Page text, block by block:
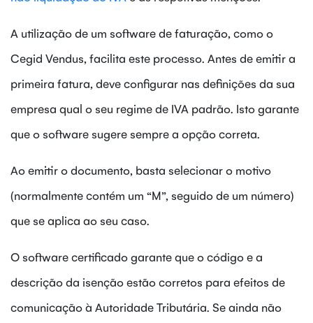
A utilização de um software de faturação, como o
Cegid Vendus, facilita este processo. Antes de emitir a
primeira fatura, deve configurar nas definições da sua
empresa qual o seu regime de IVA padrão. Isto garante
que o software sugere sempre a opção correta.
Ao emitir o documento, basta selecionar o motivo
(normalmente contém um “M”, seguido de um número)
que se aplica ao seu caso.
O software certificado garante que o código e a
descrição da isenção estão corretos para efeitos de
comunicação à Autoridade Tributária. Se ainda não